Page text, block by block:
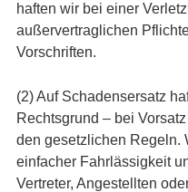
haften wir bei einer
außervertraglichen
Vorschriften.
(2) Auf Schadensersatz
Rechtsgrund – bei
den gesetzlichen Regeln.
einfacher Fahrlässigkeit
Vertreter, Angestellten